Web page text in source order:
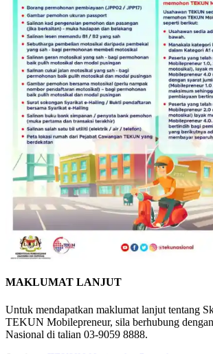
MAKLUMAT LANJUT
Untuk mendapatkan maklumat lanjut tentang
TEKUN Mobilepreneur, sila berhubung
Nasional di talian 03-9059 8888.